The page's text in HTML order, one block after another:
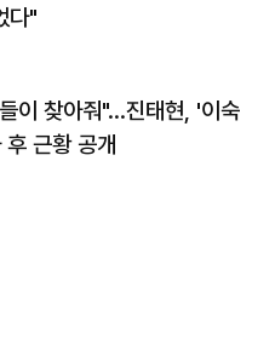
다"
이 찾아줘"…진태현, '이숙
근황 공개